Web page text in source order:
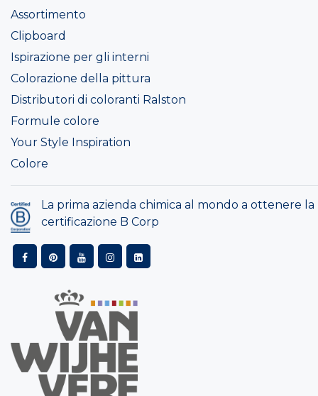
Assortimento
Clipboard
Ispirazione per gli interni
Colorazione della pittura
Distributori di coloranti Ralston
Formule colore
Your Style Inspiration
Colore
La prima azienda chimica al mondo a ottenere la
certificazione B Corp